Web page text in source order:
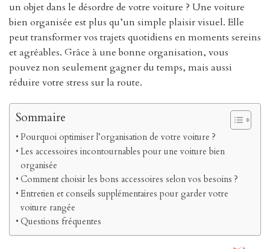
un objet dans le désordre de votre voiture ? Une voiture
bien organisée est plus qu’un simple plaisir visuel. Elle
peut transformer vos trajets quotidiens en moments sereins
et agréables. Grâce à une bonne organisation, vous
pouvez non seulement gagner du temps, mais aussi
réduire votre stress sur la route.
Sommaire
Pourquoi optimiser l’organisation de votre voiture ?
Les accessoires incontournables pour une voiture bien
organisée
Comment choisir les bons accessoires selon vos besoins ?
Entretien et conseils supplémentaires pour garder votre
voiture rangée
Questions fréquentes